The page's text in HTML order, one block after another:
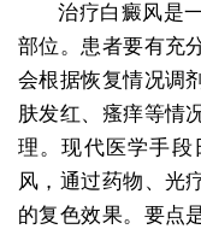
治疗白癜风是
部位。患者要有充
会根据恢复情况调
肤发红、瘙痒等情
理。现代医学手段
风，通过药物、光
的复色效果。要点